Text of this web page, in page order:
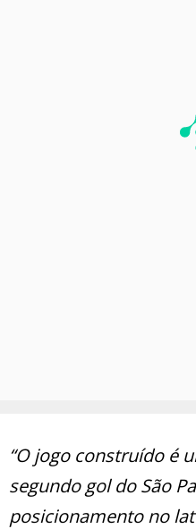
“O jogo construído é
segundo gol do São
posicionamento no